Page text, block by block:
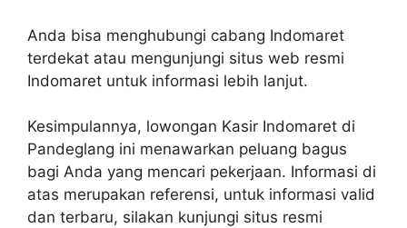
Anda bisa menghubungi cabang Indomaret
terdekat atau mengunjungi situs web resmi
Indomaret untuk informasi lebih lanjut.
Kesimpulannya, lowongan Kasir Indomaret di
Pandeglang ini menawarkan peluang bagus
bagi Anda yang mencari pekerjaan. Informasi di
atas merupakan referensi, untuk informasi valid
dan terbaru, silakan kunjungi situs resmi